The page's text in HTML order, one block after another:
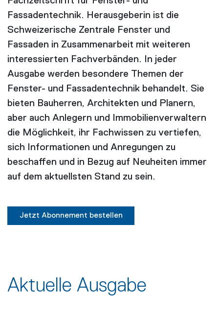
Fassadentechnik. Herausgeberin ist die
Schweizerische Zentrale Fenster und
Fassaden in Zusammenarbeit mit weiteren
interessierten Fachverbänden. In jeder
Ausgabe werden besondere Themen der
Fenster- und Fassadentechnik behandelt. Sie
bieten Bauherren, Architekten und Planern,
aber auch Anlegern und Immobilienverwaltern
die Möglichkeit, ihr Fachwissen zu vertiefen,
sich Informationen und Anregungen zu
beschaffen und in Bezug auf Neuheiten immer
auf dem aktuellsten Stand zu sein.
Jetzt Abonnement bestellen
Aktuelle Ausgabe